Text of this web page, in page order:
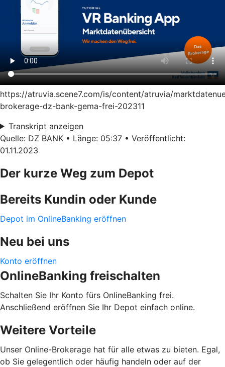
https://atruvia.scene7.com/is/content/atruvia/
brokerage-dz-bank-gema-frei-202311
Transkript anzeigen
Quelle: DZ BANK • Länge: 05:37 • Veröffentlicht:
01.11.2023
Der kurze Weg zum Depot
Bereits Kundin oder Kunde
Depot im OnlineBanking eröffnen
Neu bei uns
Konto eröffnen
OnlineBanking freischalten
Schalten Sie Ihr Konto fürs OnlineBanking frei.
Anschließend eröffnen Sie Ihr Depot einfach online.
Weitere Vorteile
Unser Online-Brokerage hat für alle etwas zu bieten. Egal,
ob Sie gelegentlich oder häufig handeln oder auf der